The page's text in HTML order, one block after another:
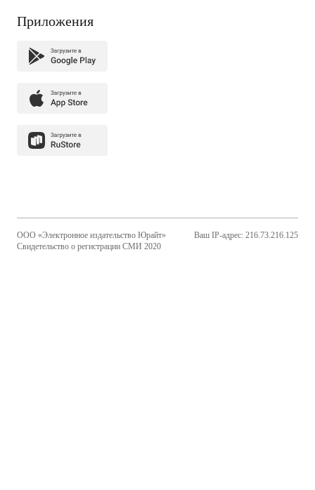
Приложения
ООО «Электронное издательство Юрайт»
Свидетельство о регистрации СМИ 2020
Ваш IP-адрес: 216.73.216.125